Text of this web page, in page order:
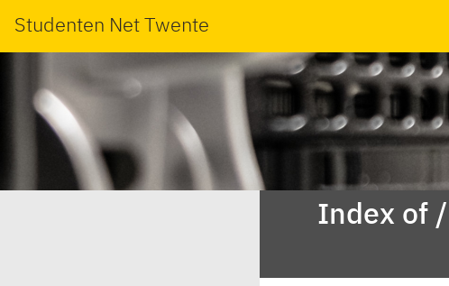
Studenten Net Twente
Index of